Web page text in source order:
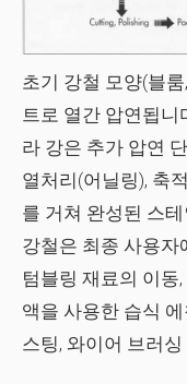
초기 강철 모양(블
트로 열간 압연됩니
라 강은 추가 압연
열처리(어닐링), 축
를 거쳐 완성된 스
강철은 최종 사용자
텀블링 재료의 이동
액을 사용한 습식
스팅, 와이어 브러